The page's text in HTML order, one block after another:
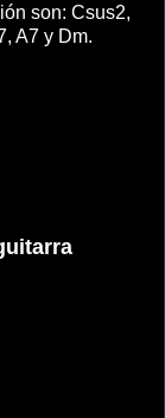
son: Csus2,
A7 y Dm.